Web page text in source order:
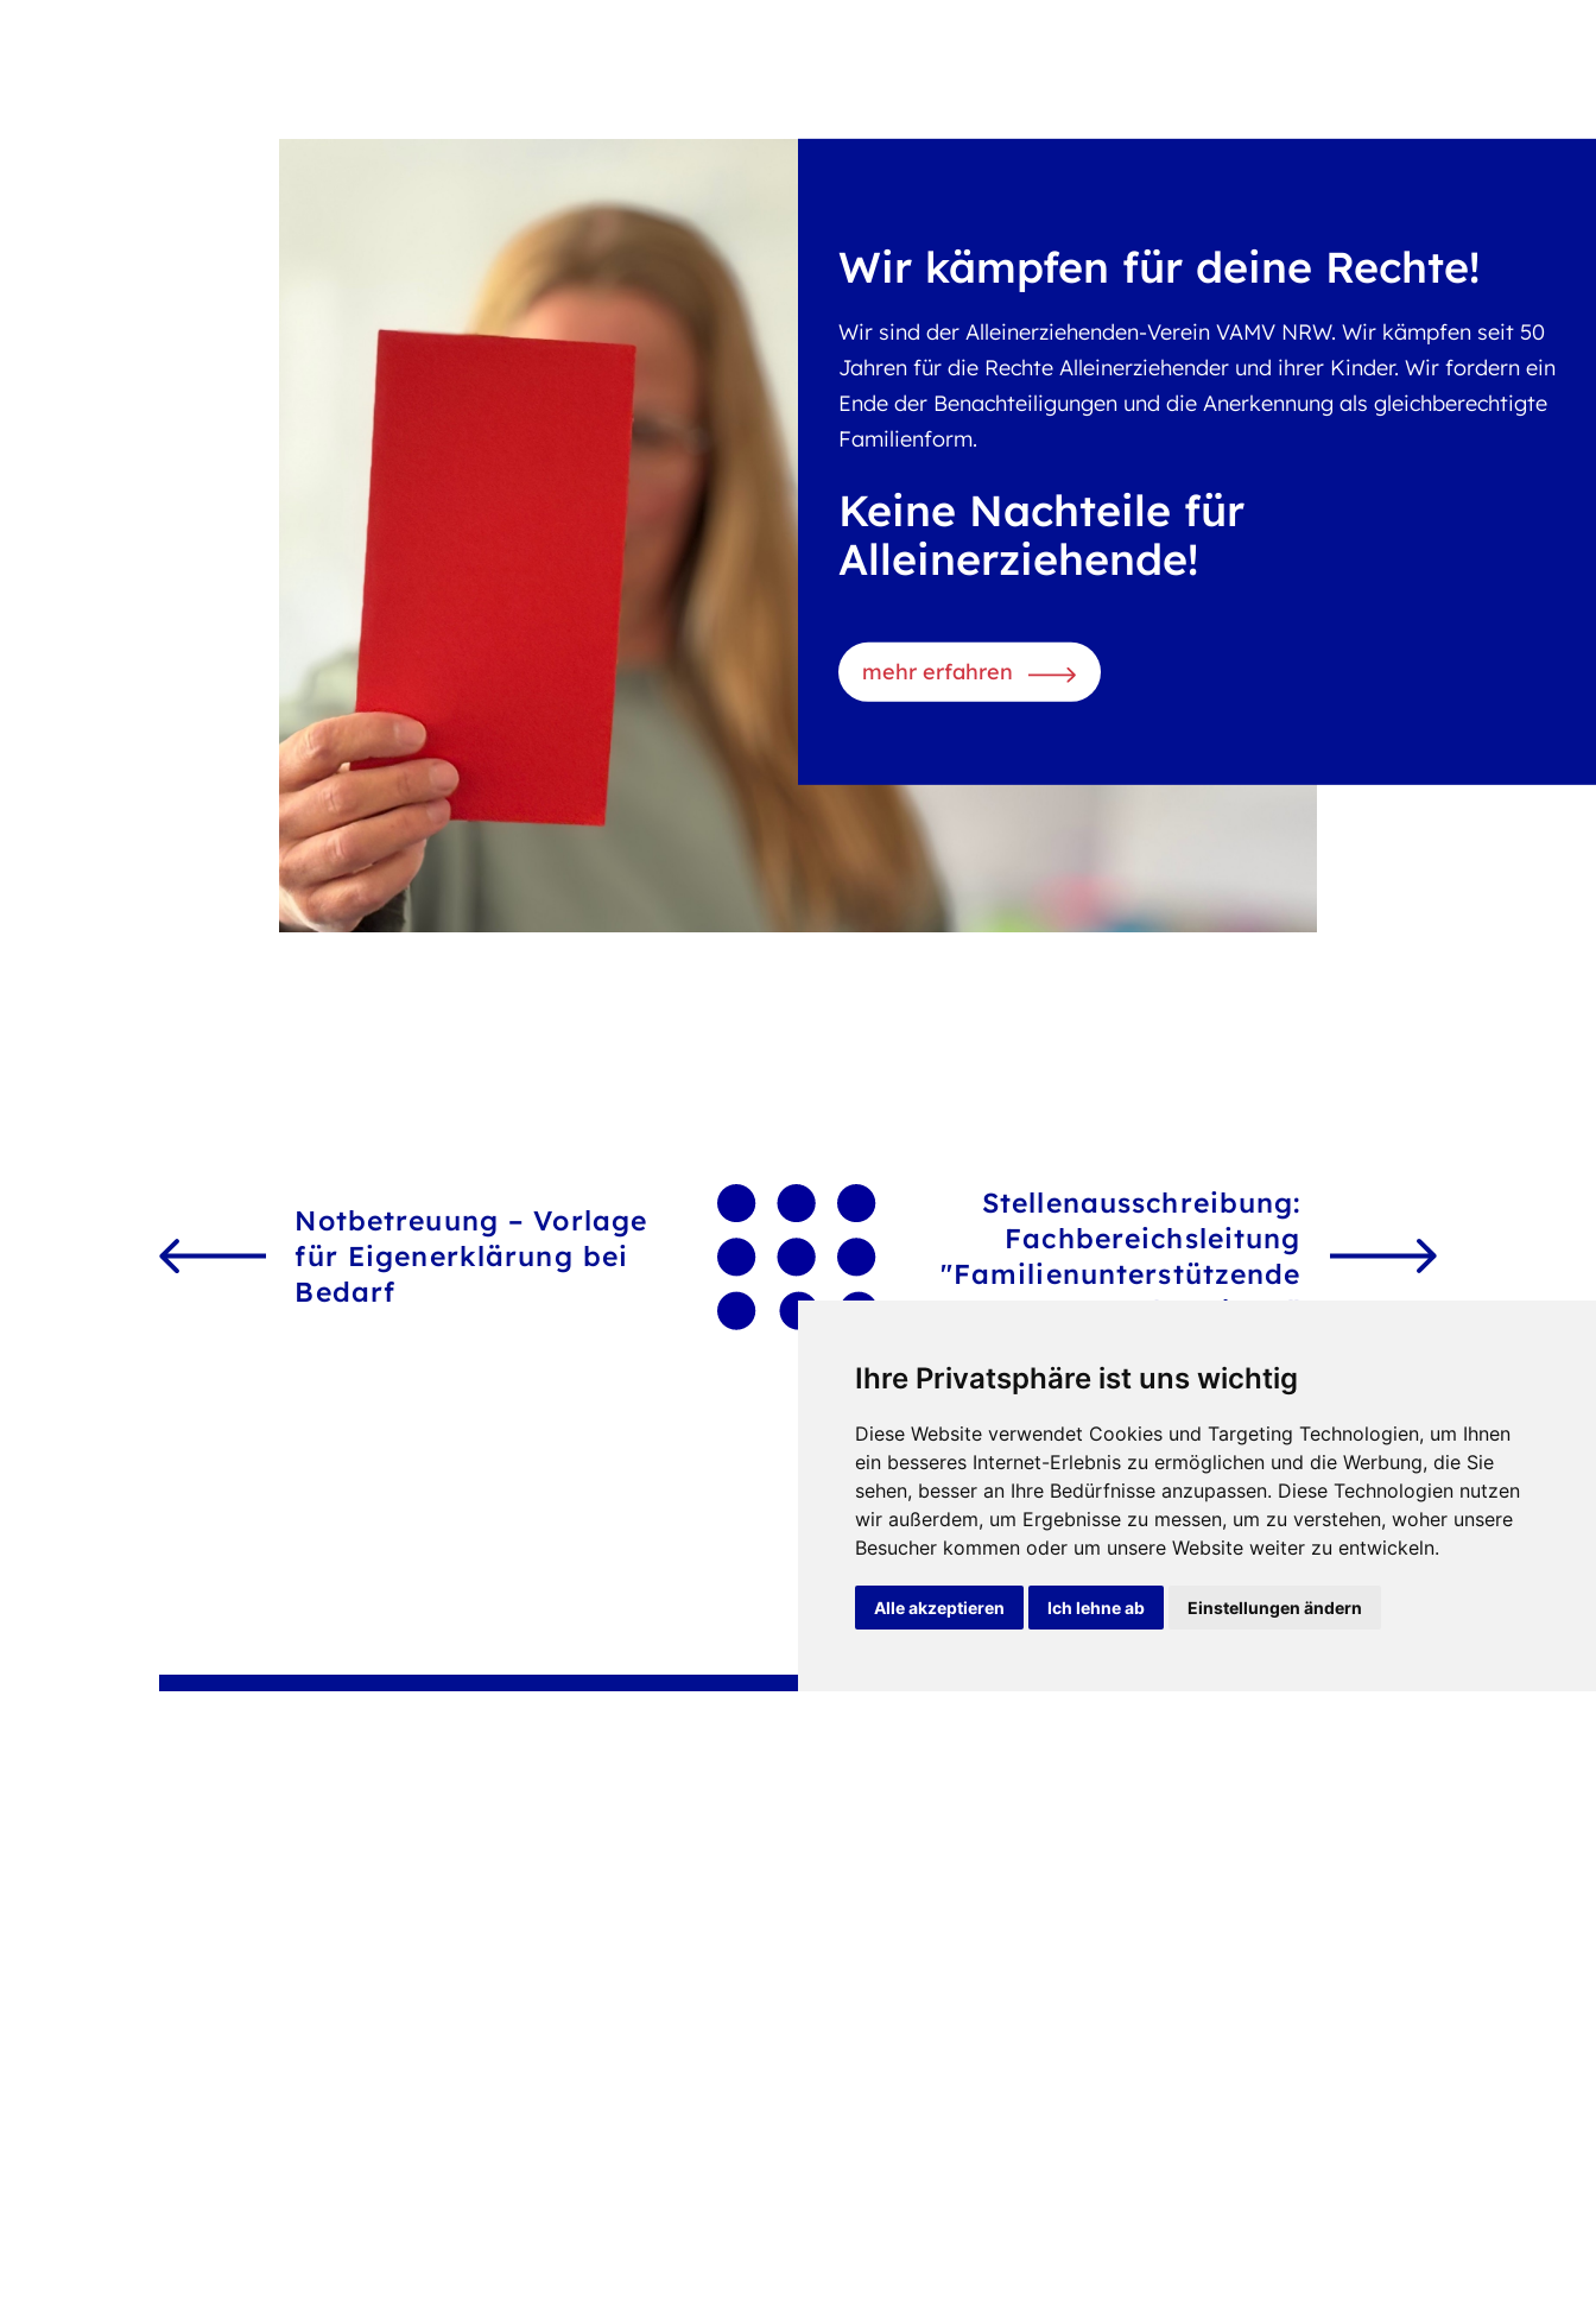
Ihre Privatsphäre ist uns wichtig
Diese Website verwendet Cookies und Targeting Technologien, um Ihnen
ein besseres Internet-Erlebnis zu ermöglichen und die Werbung, die Sie
sehen, besser an Ihre Bedürfnisse anzupassen. Diese Technologien nutzen
wir außerdem, um Ergebnisse zu messen, um zu verstehen, woher unsere
Besucher kommen oder um unsere Website weiter zu entwickeln.
Alle akzeptieren Ich lehne ab Einstellungen ändern
Wir kämpfen für deine Rechte!
Wir sind der Alleinerziehenden-Verein VAMV NRW. Wir kämpfen seit 50
Jahren für die Rechte Alleinerziehender und ihrer Kinder. Wir fordern ein
Ende der Benachteiligungen und die Anerkennung als gleichberechtigte
Familienform.
Keine Nachteile für
Alleinerziehende!
mehr erfahren
Notbetreuung – Vorlage
für Eigenerklärung bei
Bedarf
Stellenausschreibung:
Fachbereichsleitung
"Familienunterstützende
Angebote"